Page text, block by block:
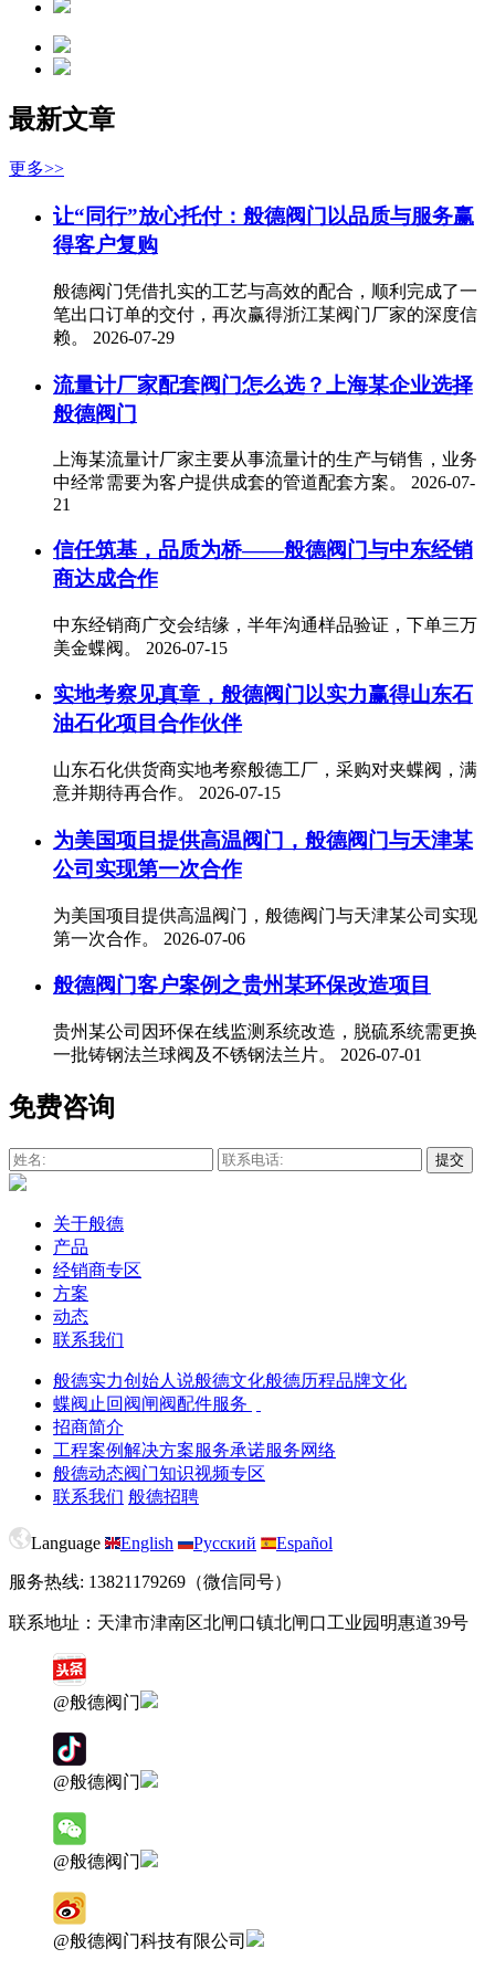
最新文章
更多>>
让“同行”放心托付：般德阀门以品质与服务赢
得客户复购
般德阀门凭借扎实的工艺与高效的配合，顺利完成了一
笔出口订单的交付，再次赢得浙江某阀门厂家的深度信
赖。 2026-07-29
流量计厂家配套阀门怎么选？上海某企业选择
般德阀门
上海某流量计厂家主要从事流量计的生产与销售，业务
中经常需要为客户提供成套的管道配套方案。 2026-07-
21
信任筑基，品质为桥——般德阀门与中东经销
商达成合作
中东经销商广交会结缘，半年沟通样品验证，下单三万
美金蝶阀。 2026-07-15
实地考察见真章，般德阀门以实力赢得山东石
油石化项目合作伙伴
山东石化供货商实地考察般德工厂，采购对夹蝶阀，满
意并期待再合作。 2026-07-15
为美国项目提供高温阀门，般德阀门与天津某
公司实现第一次合作
为美国项目提供高温阀门，般德阀门与天津某公司实现
第一次合作。 2026-07-06
般德阀门客户案例之贵州某环保改造项目
贵州某公司因环保在线监测系统改造，脱硫系统需更换
一批铸钢法兰球阀及不锈钢法兰片。 2026-07-01
免费咨询
关于般德
产品
经销商专区
方案
动态
联系我们
般德实力创始人说般德文化般德历程品牌文化
蝶阀 止回阀闸阀配件服务
招商简介
工程案例解决方案服务承诺服务网络
般德动态阀门知识视频专区
联系我们 般德招聘
Language English Русский Español
服务热线: 13821179269（微信同号）
联系地址：天津市津南区北闸口镇北闸口工业园明惠道39号
@般德阀门
@般德阀门
@般德阀门
@般德阀门科技有限公司